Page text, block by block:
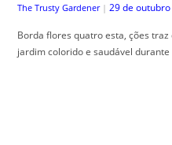
The Trusty Gardener | 29 de
Borda flores quatro esta, ções
jardim colorido e saudável